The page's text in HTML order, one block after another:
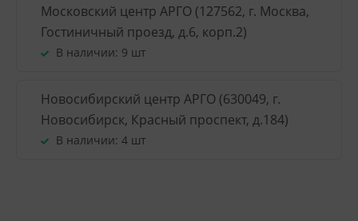
Московский центр АРГО (127562, г. Москва,
Гостиничный проезд, д.6, корп.2)
В наличии: 9 шт
Новосибирский центр АРГО (630049, г.
Новосибирск, Красный проспект, д.184)
В наличии: 4 шт